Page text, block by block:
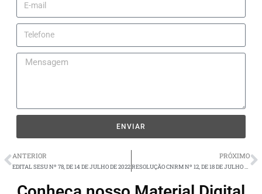
ENVIAR
ANTERIOR
EDITAL SESU Nº 78, DE 14 DE JULHO DE 2022
PRÓXIMO
RESOLUÇÃO CNRM Nº 12, DE 18 DE JULHO DE 2022